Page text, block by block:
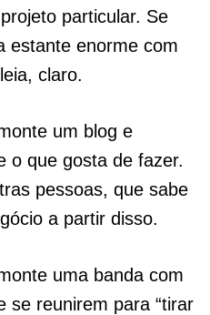
particular. Se
estante enorme com
claro.
um blog e
o que gosta de fazer.
pessoas, que sabe
a partir disso.
uma banda com
se reunirem para “tirar